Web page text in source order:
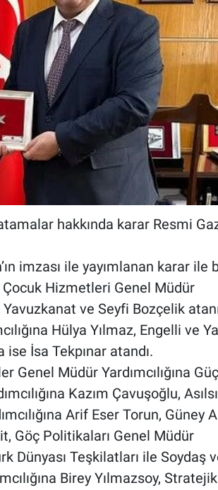
hakkında karar Resmi
imzası ile yayımlanan karar ile
Hizmetleri Genel Müdür
Yavuzkanat ve Seyfi Bozçelik
Hülya Yılmaz, Engelli ve
ise İsa Tekpınar atandı.
Genel Müdür Yardımcılığına
Kazım Çavuşoğlu,
Arif Eser Torun, Güney
Göç Politikaları Genel Müdür
Dünyası Teşkilatları ile Soydaş
Birey Yılmazsoy, Stratejik